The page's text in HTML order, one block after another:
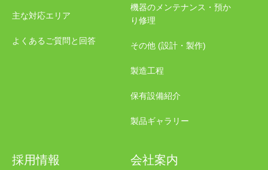
主な対応エリア
よくあるご質問と回答
機器のメンテナンス・預か
り修理
その他 (設計・製作)
製造工程
保有設備紹介
製品ギャラリー
採用情報 会社案内